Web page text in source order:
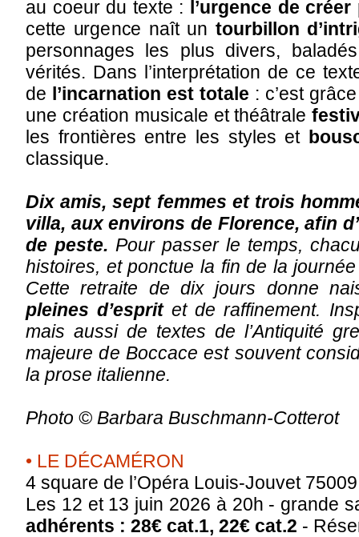
au coeur du texte : l’urgence de
cette urgence naît un tourbillon
personnages les plus divers,
vérités. Dans l’interprétation de ce
de l’incarnation est totale : c’est
une création musicale et théâtrale
les frontières entre les styles et
classique.
Dix amis, sept femmes et trois
villa, aux environs de Florence, afin
de peste. Pour passer le temps,
histoires, et ponctue la fin de la
Cette retraite de dix jours donne
pleines d’espritet de raffinement.
mais aussi de textes de l’Antiquité
majeure de Boccace est souvent
la prose italienne.
Photo © Barbara Buschmann-Cotterot
• LE DÉCAMÉRON
4 square de l’Opéra Louis-Jouvet
Les 12 et 13 juin 2026 à 20h - grande
adhérents : 28€ cat.1, 22€ cat.2 -